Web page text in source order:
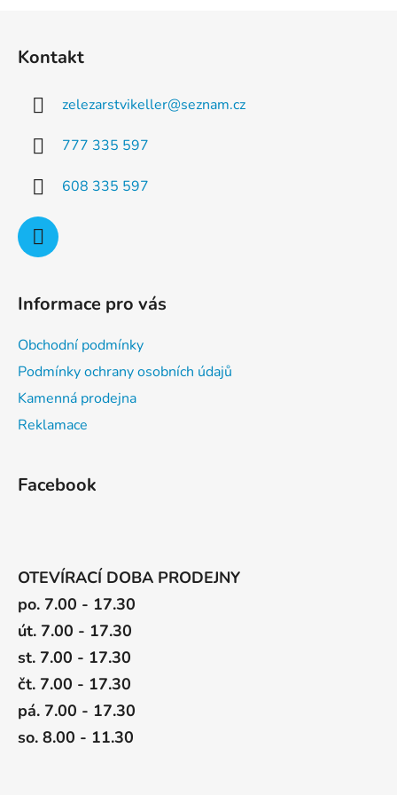
v
Kontakt
zelezarstvikeller@seznam.cz
777 335 597
608 335 597
Informace pro vás
Obchodní podmínky
Podmínky ochrany osobních údajů
Kamenná prodejna
Reklamace
Facebook
OTEVÍRACÍ DOBA PRODEJNY
po. 7.00 - 17.30
út. 7.00 - 17.30
st. 7.00 - 17.30
čt. 7.00 - 17.30
pá. 7.00 - 17.30
so. 8.00 - 11.30